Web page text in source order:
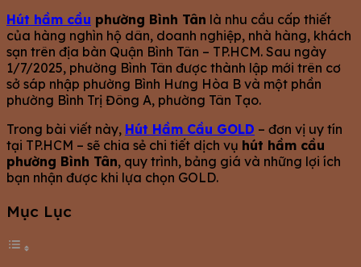
Hút hầm cầu phường Bình Tân là nhu cầu cấp thiết
của hàng nghìn hộ dân, doanh nghiệp, nhà hàng, khách
sạn trên địa bàn Quận Bình Tân – TP.HCM. Sau ngày
1/7/2025, phường Bình Tân được thành lập mới trên cơ
sở sáp nhập phường Bình Hưng Hòa B và một phần
phường Bình Trị Đông A, phường Tân Tạo.
Trong bài viết này, Hút Hầm Cầu GOLD – đơn vị uy tín
tại TP.HCM – sẽ chia sẻ chi tiết dịch vụ hút hầm cầu
phường Bình Tân, quy trình, bảng giá và những lợi ích
bạn nhận được khi lựa chọn GOLD.
Mục Lục